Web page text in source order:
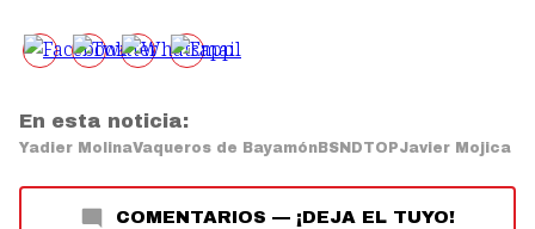
En esta noticia:
Yadier MolinaVaqueros de Bayamón BSN DTOPJavier Mojica
COMENTARIOS — ¡DEJA EL TUYO!